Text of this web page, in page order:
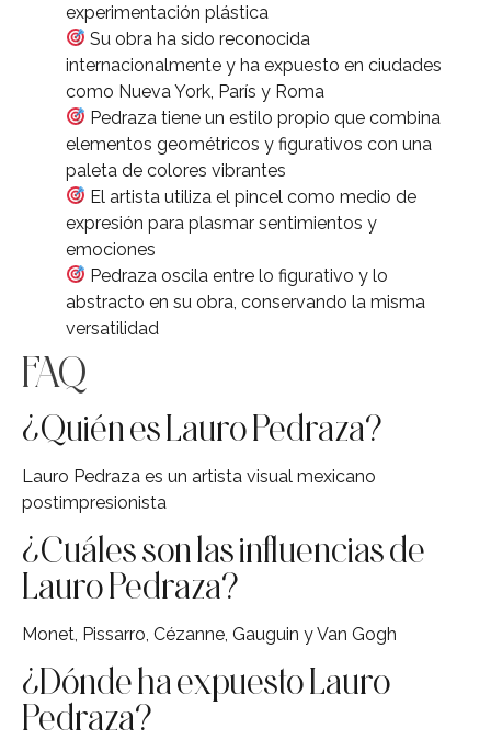
experimentación plástica
Su obra ha sido reconocida
internacionalmente y ha expuesto en ciudades
como Nueva York, París y Roma
Pedraza tiene un estilo propio que combina
elementos geométricos y figurativos con una
paleta de colores vibrantes
El artista utiliza el pincel como medio de
expresión para plasmar sentimientos y
emociones
Pedraza oscila entre lo figurativo y lo
abstracto en su obra, conservando la misma
versatilidad
FAQ
¿Quién es Lauro Pedraza?
Lauro Pedraza es un artista visual mexicano
postimpresionista
¿Cuáles son las influencias de
Lauro Pedraza?
Monet, Pissarro, Cézanne, Gauguin y Van Gogh
¿Dónde ha expuesto Lauro
Pedraza?